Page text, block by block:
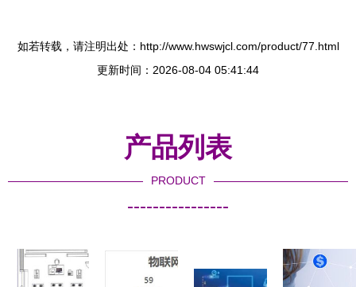
如若转载，请注明出处：http://www.hwswjcl.com/product/77.html
更新时间：2026-08-04 05:41:44
产品列表
PRODUCT
----------------